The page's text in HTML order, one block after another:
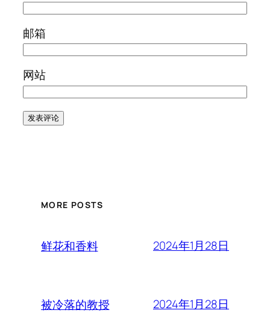
邮箱
网站
MORE POSTS
鲜花和香料 2024年1月28日
被冷落的教授 2024年1月28日